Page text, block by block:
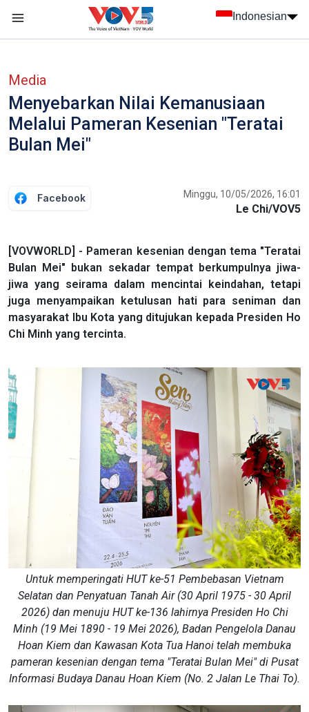
Indonesian
Media
Menyebarkan Nilai Kemanusiaan
Melalui Pameran Kesenian "Teratai
Bulan Mei"
Facebook Minggu, 10/05/2026, 16:01
Le Chi/VOV5
[VOVWORLD] - Pameran kesenian dengan tema "Teratai
Bulan Mei" bukan sekadar tempat berkumpulnya jiwa-
jiwa yang seirama dalam mencintai keindahan, tetapi
juga menyampaikan ketulusan hati para seniman dan
masyarakat Ibu Kota yang ditujukan kepada Presiden Ho
Chi Minh yang tercinta.
Untuk memperingati HUT ke-51 Pembebasan Vietnam
Selatan dan Penyatuan Tanah Air (30 April 1975 - 30 April
2026) dan menuju HUT ke-136 lahirnya Presiden Ho Chi
Minh (19 Mei 1890 - 19 Mei 2026), Badan Pengelola Danau
Hoan Kiem dan Kawasan Kota Tua Hanoi telah membuka
pameran kesenian dengan tema "Teratai Bulan Mei" di Pusat
Informasi Budaya Danau Hoan Kiem (No. 2 Jalan Le Thai To).